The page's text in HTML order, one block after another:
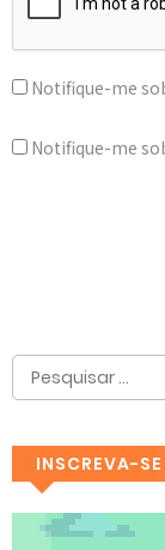
Notifique-me
Notifique-me
INSCREVA-